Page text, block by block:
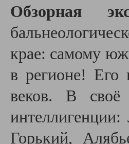
Обзорная
крае: самому
в регионе! Его
веков. В своё
Горький,